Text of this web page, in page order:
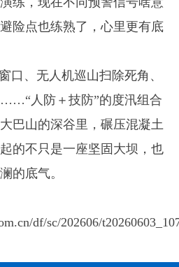
险点也练熟了，心里更有底
口、无人机巡山扫除死角、
人防＋技防”的度汛组合
巴山的深谷里，碾压混凝土
的不只是一座坚固大坝，也
的底气。
df/sc/202606/